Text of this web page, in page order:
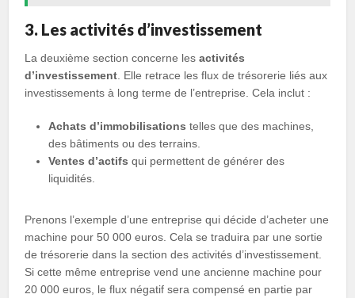
3. Les activités d’investissement
La deuxième section concerne lesactivités
d’investissement . Elle retrace les flux de trésorerie liés aux
investissements à long terme de l’entreprise. Cela inclut :
Achats d’immobilisations telles que des machines,
des bâtiments ou des terrains.
Ventes d’actifs qui permettent de générer des
liquidités.
Prenons l’exemple d’une entreprise qui décide d’acheter une
machine pour 50 000 euros. Cela se traduira par une sortie
de trésorerie dans la section des activités d’investissement.
Si cette même entreprise vend une ancienne machine pour
20 000 euros, le flux négatif sera compensé en partie par